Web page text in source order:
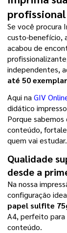
profissional
Se você procura
custo-benefício,
acabou de
independentes,
até 50
Aqui na GIV
didático
Porque
conteúdo,
quem vai estudar.
Qualidade
desde a
Na nossa
configuração
papel sulfite
A4, perfeito
conteúdo.